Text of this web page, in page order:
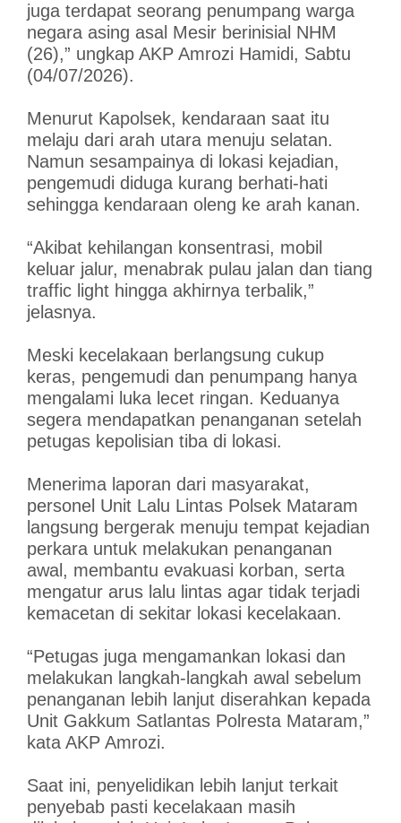
juga terdapat seorang penumpang warga
negara asing asal Mesir berinisial NHM
(26),” ungkap AKP Amrozi Hamidi, Sabtu
(04/07/2026).
Menurut Kapolsek, kendaraan saat itu
melaju dari arah utara menuju selatan.
Namun sesampainya di lokasi kejadian,
pengemudi diduga kurang berhati-hati
sehingga kendaraan oleng ke arah kanan.
“Akibat kehilangan konsentrasi, mobil
keluar jalur, menabrak pulau jalan dan tiang
traffic light hingga akhirnya terbalik,”
jelasnya.
Meski kecelakaan berlangsung cukup
keras, pengemudi dan penumpang hanya
mengalami luka lecet ringan. Keduanya
segera mendapatkan penanganan setelah
petugas kepolisian tiba di lokasi.
Menerima laporan dari masyarakat,
personel Unit Lalu Lintas Polsek Mataram
langsung bergerak menuju tempat kejadian
perkara untuk melakukan penanganan
awal, membantu evakuasi korban, serta
mengatur arus lalu lintas agar tidak terjadi
kemacetan di sekitar lokasi kecelakaan.
“Petugas juga mengamankan lokasi dan
melakukan langkah-langkah awal sebelum
penanganan lebih lanjut diserahkan kepada
Unit Gakkum Satlantas Polresta Mataram,”
kata AKP Amrozi.
Saat ini, penyelidikan lebih lanjut terkait
penyebab pasti kecelakaan masih